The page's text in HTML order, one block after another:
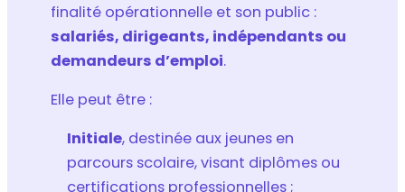
finalité opérationnelle et son public :
salariés, dirigeants, indépendants ou
demandeurs d’emploi.
Elle peut être :
Initiale, destinée aux jeunes en
parcours scolaire, visant diplômes ou
certifications professionnelles ;